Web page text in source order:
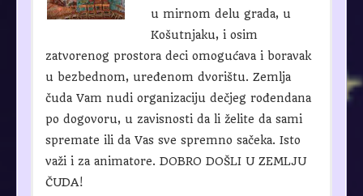
u mirnom delu grada, u
Košutnjaku, i osim
zatvorenog prostora deci omogućava i boravak
u bezbednom, uređenom dvorištu. Zemlja
čuda Vam nudi organizaciju dečjeg rođendana
po dogovoru, u zavisnosti da li želite da sami
spremate ili da Vas sve spremno sačeka. Isto
važi i za animatore. DOBRO DOŠLI U ZEMLJU
ČUDA!